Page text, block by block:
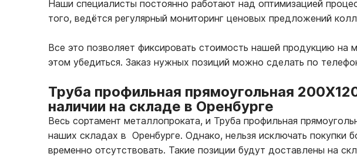
Наши специалисты постоянно работают над оптимизацией
того, ведётся регулярный мониторинг ценовых предложений
Все это позволяет фиксировать стоимость нашей продукцию
этом убедиться. Заказ нужных позиций можно сделать по
Труба профильная прямоугольная
наличии на складе в Оренбурге
Весь сортамент металлопроката, и Труба профильная
наших складах в Оренбурге. Однако, нельзя исключать покупки
временно отсутствовать. Такие позиции будут доставлены на